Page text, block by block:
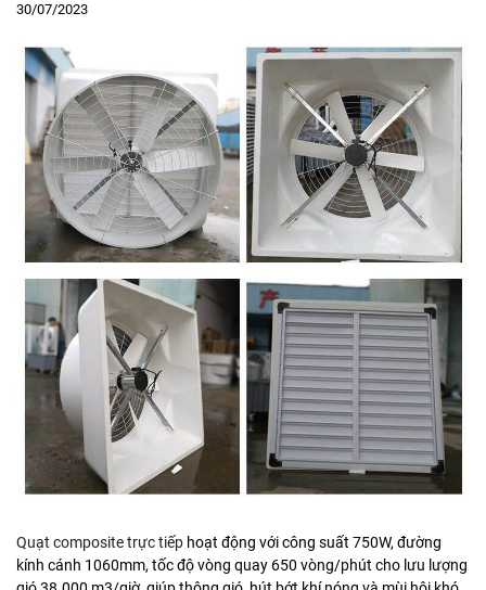
30/07/2023
Quạt composite trực tiếp hoạt động với công suất 750W, đường
kính cánh 1060mm, tốc độ vòng quay 650 vòng/phút cho lưu lượng